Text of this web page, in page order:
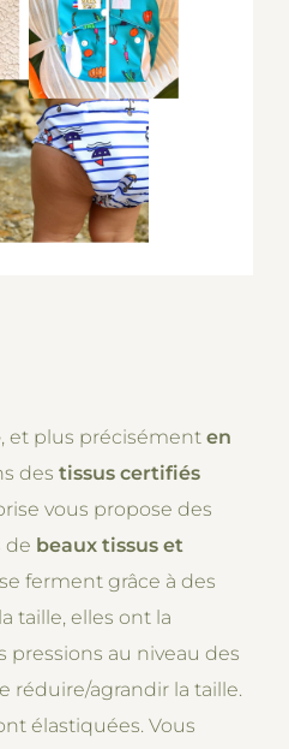
, et plus précisément en
des tissus certifiés
vous propose des
de beaux tissus et
ferment grâce à des
taille, elles ont la
pressions au niveau des
réduire/agrandir la taille.
élastiquées. Vous